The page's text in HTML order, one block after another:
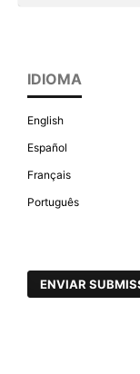
IDIOMA
English
Español
Français
Português
ENVIAR